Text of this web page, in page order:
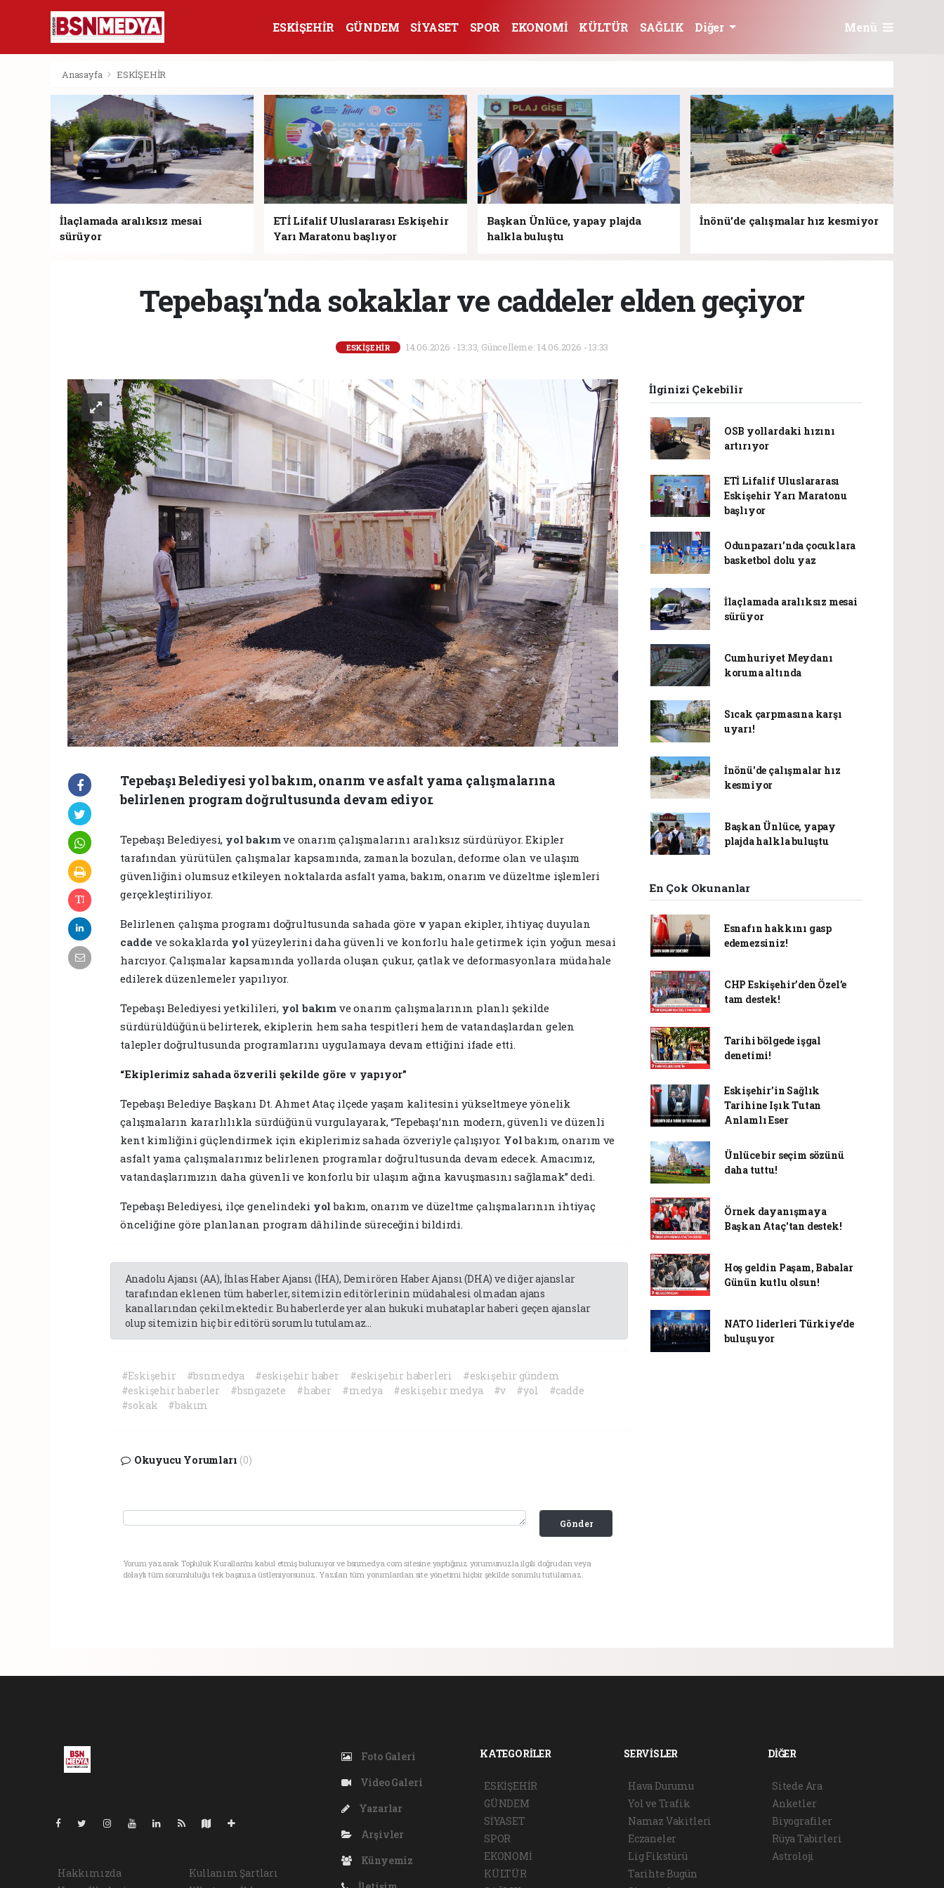
ESKİŞEHİR GÜNDEM SİYASET SPOR EKONOMİ KÜLTÜR SAĞLIK Diğer Menü
Anasayfa ESKİŞEHİR
İlaçlamada aralıksız mesai
sürüyor
ETİ Lifalif Uluslararası Eskişehir
Yarı Maratonu başlıyor
Başkan Ünlüce, yapay plajda
halkla buluştu
İnönü'de çalışmalar hız kesmiyor
Tepebaşı’nda sokaklar ve caddeler elden geçiyor
ESKİŞEHİR 14.06.2026 - 13:33, Güncelleme: 14.06.2026 - 13:33
Tepebaşı Belediyesi yol bakım, onarım ve asfalt yama çalışmalarına
belirlenen program doğrultusunda devam ediyor.
Tepebaşı Belediyesi, yolbakımve onarım çalışmalarını aralıksız sürdürüyor. Ekipler
tarafından yürütülen çalışmalar kapsamında, zamanla bozulan, deforme olan ve ulaşım
güvenliğini olumsuz etkileyen noktalarda asfalt yama, bakım, onarım ve düzeltme işlemleri
gerçekleştiriliyor.
Belirlenen çalışma programı doğrultusunda sahada göre vyapan ekipler, ihtiyaç duyulan
cadde ve sokaklarda yolyüzeylerini daha güvenli ve konforlu hale getirmek için yoğun mesai
harcıyor. Çalışmalar kapsamında yollarda oluşan çukur, çatlak ve deformasyonlara müdahale
edilerek düzenlemeler yapılıyor.
Tepebaşı Belediyesi yetkilileri, yolbakım ve onarım çalışmalarının planlı şekilde
sürdürüldüğünü belirterek, ekiplerin hem saha tespitleri hem de vatandaşlardan gelen
talepler doğrultusunda programlarını uygulamaya devam ettiğini ifade etti.
“Ekiplerimiz sahada özverili şekilde göre v yapıyor”
Tepebaşı Belediye Başkanı Dt. Ahmet Ataç ilçede yaşam kalitesini yükseltmeye yönelik
çalışmaların kararlılıkla sürdüğünü vurgulayarak, “Tepebaşı’nın modern, güvenli ve düzenli
kent kimliğini güçlendirmek için ekiplerimiz sahada özveriyle çalışıyor. Yolbakım, onarım ve
asfalt yama çalışmalarımız belirlenen programlar doğrultusunda devam edecek. Amacımız,
vatandaşlarımızın daha güvenli ve konforlu bir ulaşım ağına kavuşmasını sağlamak” dedi.
Tepebaşı Belediyesi, ilçe genelindeki yolbakım, onarım ve düzeltme çalışmalarının ihtiyaç
önceliğine göre planlanan program dâhilinde süreceğini bildirdi.
Anadolu Ajansı (AA), İhlas Haber Ajansı (İHA), Demirören Haber Ajansı (DHA) ve diğer ajanslar
tarafından eklenen tüm haberler, sitemizin editörlerinin müdahalesi olmadan ajans
kanallarından çekilmektedir. Bu haberlerde yer alan hukuki muhataplar haberi geçen ajanslar
olup sitemizin hiç bir editörü sorumlu tutulamaz...
#Eskişehir #bsnmedya #eskişehir haber #eskişehir haberleri
#eskişehir gündem
#eskişehir haberler
#bsngazete #haber #medya #eskişehir medya #v #yol
#cadde
#sokak
#bakım
Okuyucu Yorumları (0)
Gönder
Yorum yazarak Topluluk Kuralları’nı kabul etmiş bulunuyor ve bsnmedya.com sitesine yaptığınız yorumunuzla ilgili doğrudan veya
dolaylı tüm sorumluluğu tek başınıza üstleniyorsunuz. Yazılan tüm yorumlardan site yönetimi hiçbir şekilde sorumlu tutulamaz.
İlginizi Çekebilir
OSB yollardaki hızını
artırıyor
ETİ Lifalif Uluslararası
Eskişehir Yarı Maratonu
başlıyor
Odunpazarı’nda çocuklara
basketbol dolu yaz
İlaçlamada aralıksız mesai
sürüyor
Cumhuriyet Meydanı
koruma altında
Sıcak çarpmasına karşı
uyarı!
İnönü'de çalışmalar hız
kesmiyor
Başkan Ünlüce, yapay
plajda halkla buluştu
En Çok Okunanlar
Esnafın hakkını gasp
edemezsiniz!
CHP Eskişehir’den Özel’e
tam destek!
Tarihi bölgede işgal
denetimi!
Eskişehir’in Sağlık
Tarihine Işık Tutan
Anlamlı Eser
Ünlüce bir seçim sözünü
daha tuttu!
Örnek dayanışmaya
Başkan Ataç'tan destek!
Hoş geldin Paşam, Babalar
Günün kutlu olsun!
NATO liderleri Türkiye’de
buluşuyor
Hakkımızda
Kullanım Şartları
Foto Galeri
Video Galeri
Yazarlar
Arşivler
Künyemiz
KATEGORİLER
ESKİŞEHİR
GÜNDEM
SİYASET
SPOR
EKONOMİ
KÜLTÜR
SERVİSLER
Hava Durumu
Yol ve Trafik
Namaz Vakitleri
Eczaneler
Lig Fikstürü
Tarihte Bugün
DİĞER
Sitede Ara
Anketler
Biyografiler
Rüya Tabirleri
Astroloji